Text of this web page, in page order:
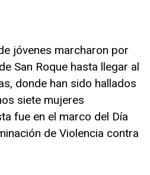
jóvenes marcharon por
San Roque hasta llegar al
donde han sido hallados
siete mujeres
fue en el marco del Día
de Violencia contra